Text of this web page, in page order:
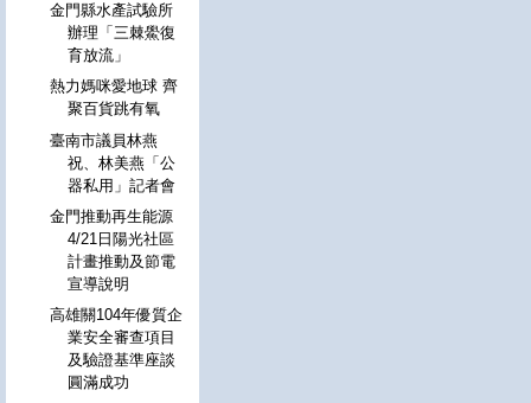
金門縣水產試驗所
辦理「三棘鱟復
育放流」
熱力媽咪愛地球 齊
聚百貨跳有氧
臺南市議員林燕
祝、林美燕「公
器私用」記者會
金門推動再生能源
4/21日陽光社區
計畫推動及節電
宣導說明
高雄關104年優質企
業安全審查項目
及驗證基準座談
圓滿成功